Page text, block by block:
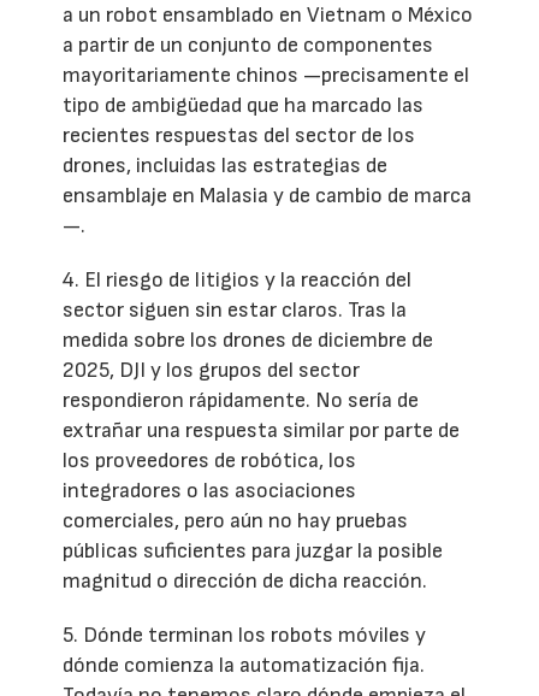
a un robot ensamblado en Vietnam o México
a partir de un conjunto de componentes
mayoritariamente chinos —precisamente el
tipo de ambigüedad que ha marcado las
recientes respuestas del sector de los
drones, incluidas las estrategias de
ensamblaje en Malasia y de cambio de marca
—.
4. El riesgo de litigios y la reacción del
sector siguen sin estar claros. Tras la
medida sobre los drones de diciembre de
2025, DJI y los grupos del sector
respondieron rápidamente. No sería de
extrañar una respuesta similar por parte de
los proveedores de robótica, los
integradores o las asociaciones
comerciales, pero aún no hay pruebas
públicas suficientes para juzgar la posible
magnitud o dirección de dicha reacción.
5. Dónde terminan los robots móviles y
dónde comienza la automatización fija.